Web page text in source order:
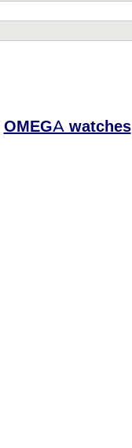
OMEGA watches